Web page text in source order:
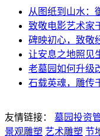
从图纸到山水：
致敬电影艺术家
碑映初心，致敬
让安息之地照
老墓园如何升级
石载英魂，雕传
友情链接： 墓园投资
景观雕塑 艺术雕塑 节